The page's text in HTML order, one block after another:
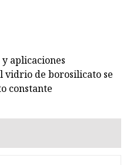
aplicaciones
vidrio de borosilicato se
constante